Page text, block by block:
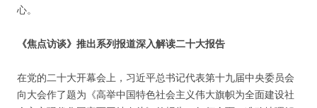
心。
《焦点访谈》推出系列报道深入解读二十大报告
在党的二十大开幕会上，习近平总书记代表第十九届中央委员会
向大会作了题为《高举中国特色社会主义伟大旗帜为全面建设社